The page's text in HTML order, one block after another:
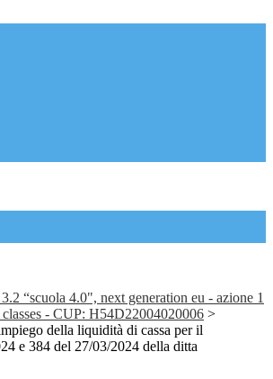
“scuola 4.0", next generation eu - azione 1
- CUP: H54D22004020006 >
della liquidità di cassa per il
e 384 del 27/03/2024 della ditta